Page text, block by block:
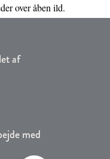
over åben ild.
af
med